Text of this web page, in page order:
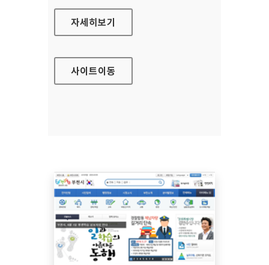
공동주택관리 지원센터 대표 홈페이지
자세히보기
사이트이동